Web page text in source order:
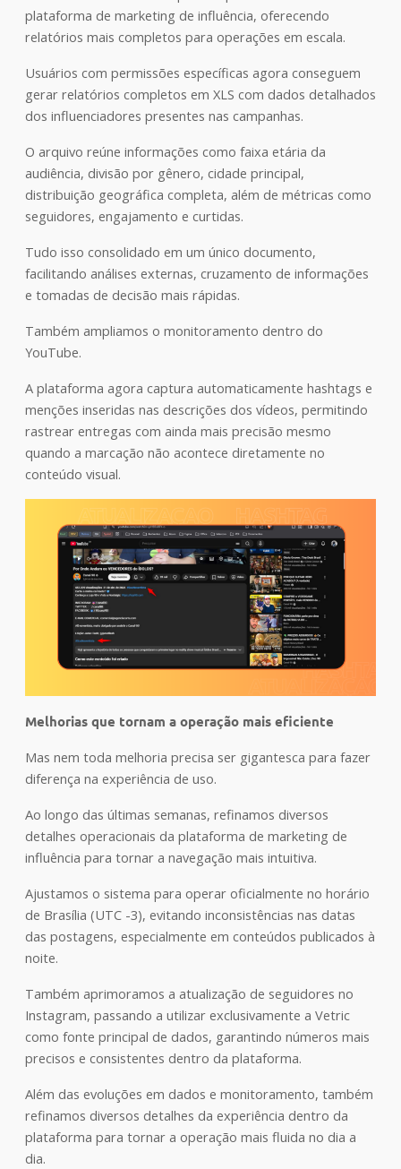
plataforma de marketing de influência, oferecendo
relatórios mais completos para operações em escala.
Usuários com permissões específicas agora conseguem
gerar relatórios completos em XLS com dados detalhados
dos influenciadores presentes nas campanhas.
O arquivo reúne informações como faixa etária da
audiência, divisão por gênero, cidade principal,
distribuição geográfica completa, além de métricas como
seguidores, engajamento e curtidas.
Tudo isso consolidado em um único documento,
facilitando análises externas, cruzamento de informações
e tomadas de decisão mais rápidas.
Também ampliamos o monitoramento dentro do
YouTube.
A plataforma agora captura automaticamente hashtags e
menções inseridas nas descrições dos vídeos, permitindo
rastrear entregas com ainda mais precisão mesmo
quando a marcação não acontece diretamente no
conteúdo visual.
Melhorias que tornam a operação mais eficiente
Mas nem toda melhoria precisa ser gigantesca para fazer
diferença na experiência de uso.
Ao longo das últimas semanas, refinamos diversos
detalhes operacionais da plataforma de marketing de
influência para tornar a navegação mais intuitiva.
Ajustamos o sistema para operar oficialmente no horário
de Brasília (UTC -3), evitando inconsistências nas datas
das postagens, especialmente em conteúdos publicados à
noite.
Também aprimoramos a atualização de seguidores no
Instagram, passando a utilizar exclusivamente a Vetric
como fonte principal de dados, garantindo números mais
precisos e consistentes dentro da plataforma.
Além das evoluções em dados e monitoramento, também
refinamos diversos detalhes da experiência dentro da
plataforma para tornar a operação mais fluida no dia a
dia.